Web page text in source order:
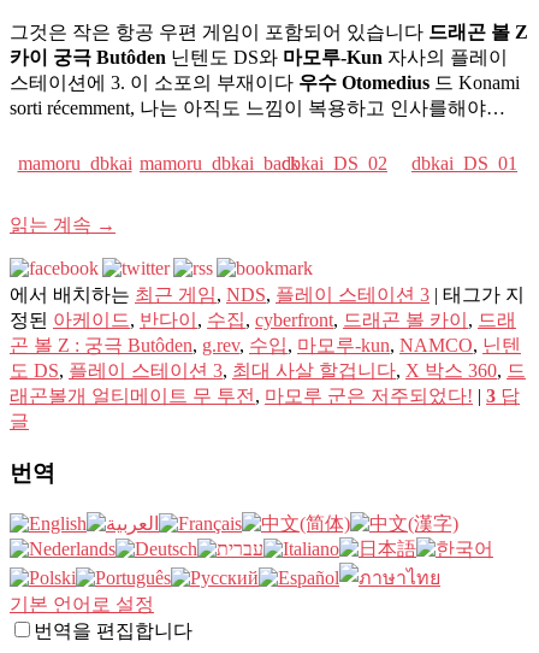
그것은 작은 항공 우편 게임이 포함되어 있습니다 드래곤 볼 Z
카이 궁극 Butôden 닌텐도 DS와 마모루-Kun 자사의 플레이
스테이션에 3. 이 소포의 부​​재이다 우수 Otomedius 드 Konami
sorti récemment, 나는 아직도 느낌이 복용하고 인사를해야…
mamoru_dbkai mamoru_dbkai_backdbkai_DS_02 dbkai_DS_01
읽는 계속 →
에서 배치하는 최근 게임, NDS, 플레이 스테이션 3 | 태그가 지
정된 아케이드, 반다이 , 수집, cyberfront, 드래곤 볼 카이 , 드래
곤 볼 Z : 궁극 Butôden, g.rev, 수입, 마모루-kun, NAMCO, 닌텐
도 DS, 플레이 스테이션 3, 최대 사살 할겁니다, X 박스 360, 드
래곤볼개 얼티메이트 무 투전 , 마모루 군은 저주되었다! | 3 답
글
번역
기본 언어로 설정
번역을 편집합니다